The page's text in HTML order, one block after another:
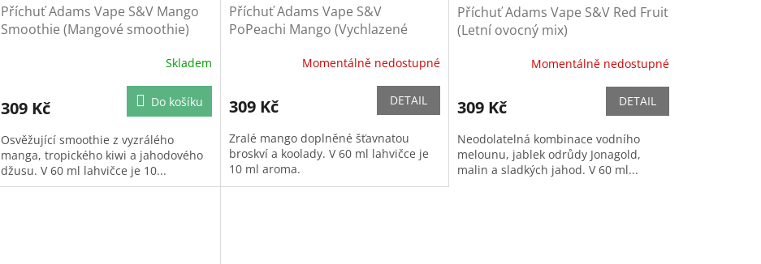
Příchuť Adams Vape S&V Mango
Smoothie (Mangové smoothie)
Skladem
309 Kč Do košíku
Osvěžující smoothie z vyzrálého
manga, tropického kiwi a jahodového
džusu. V 60 ml lahvičce je 10...
Příchuť Adams Vape S&V
PoPeachi Mango (Vychlazené
Momentálně nedostupné
309 Kč DETAIL
Zralé mango doplněné šťavnatou
broskví a koolady. V 60 ml lahvičce je
10 ml aroma.
Příchuť Adams Vape S&V Red Fruit
(Letní ovocný mix)
Momentálně nedostupné
309 Kč DETAIL
Neodolatelná kombinace vodního
melounu, jablek odrůdy Jonagold,
malin a sladkých jahod. V 60 ml...